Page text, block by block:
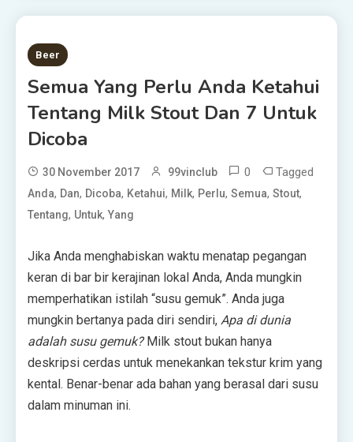
4 MINS READ
Beer
Semua Yang Perlu Anda Ketahui
Tentang Milk Stout Dan 7 Untuk
Dicoba
30 November 2017 99vinclub 0 Tagged
Anda, Dan, Dicoba, Ketahui, Milk, Perlu, Semua, Stout,
Tentang, Untuk, Yang
Jika Anda menghabiskan waktu menatap pegangan
keran di bar bir kerajinan lokal Anda, Anda mungkin
memperhatikan istilah “susu gemuk”. Anda juga
mungkin bertanya pada diri sendiri, Apa di dunia
adalah susu gemuk?Milk stout bukan hanya
deskripsi cerdas untuk menekankan tekstur krim yang
kental. Benar-benar ada bahan yang berasal dari susu
dalam minuman ini.